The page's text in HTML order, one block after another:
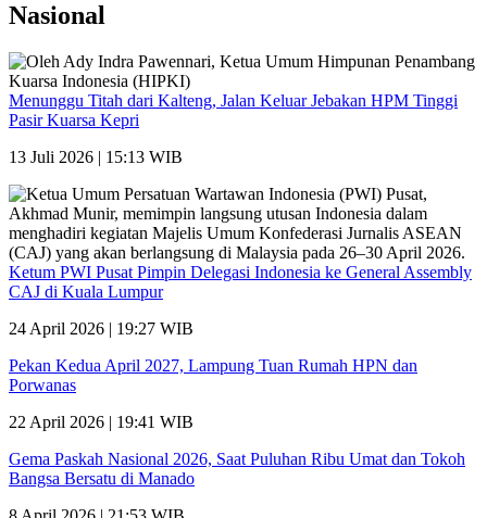
Nasional
Menunggu Titah dari Kalteng, Jalan Keluar Jebakan HPM Tinggi
Pasir Kuarsa Kepri
13 Juli 2026 | 15:13 WIB
Ketum PWI Pusat Pimpin Delegasi Indonesia ke General Assembly
CAJ di Kuala Lumpur
24 April 2026 | 19:27 WIB
Pekan Kedua April 2027, Lampung Tuan Rumah HPN dan
Porwanas
22 April 2026 | 19:41 WIB
Gema Paskah Nasional 2026, Saat Puluhan Ribu Umat dan Tokoh
Bangsa Bersatu di Manado